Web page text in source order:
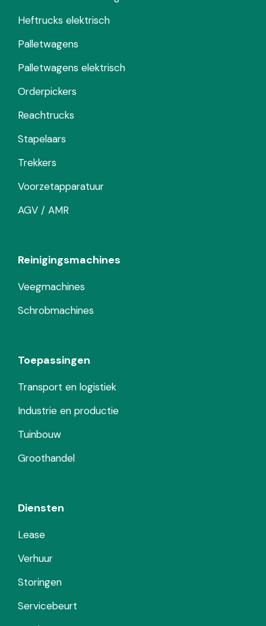
Heftrucks elektrisch
Palletwagens
Palletwagens elektrisch
Orderpickers
Reachtrucks
Stapelaars
Trekkers
Voorzetapparatuur
AGV / AMR
Reinigingsmachines
Veegmachines
Schrobmachines
Toepassingen
Transport en logistiek
Industrie en productie
Tuinbouw
Groothandel
Diensten
Lease
Verhuur
Storingen
Servicebeurt